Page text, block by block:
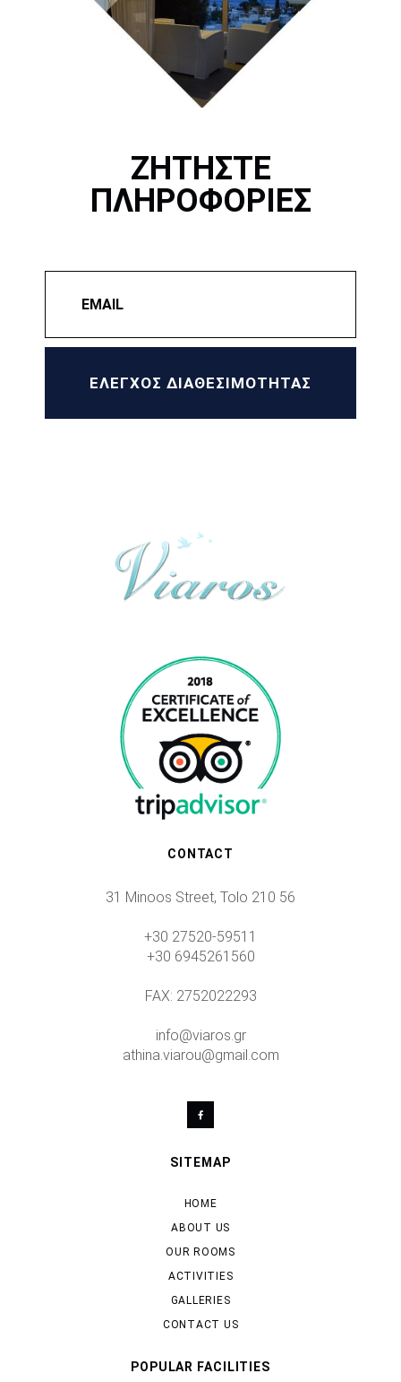
ΖΗΤΗΣΤΕ
ΠΛΗΡΟΦΟΡΙΕΣ
ΕΛΕΓΧΟΣ ΔΙΑΘΕΣΙΜΌΤΗΤΑΣ
CONTACT
31 Minoos Street, Tolo 210 56
+30 27520-59511
+30 6945261560
FAX: 2752022293
info@viaros.gr
athina.viarou@gmail.com
SITEMAP
HOME
ABOUT US
OUR ROOMS
ACTIVITIES
GALLERIES
CONTACT US
POPULAR FACILITIES